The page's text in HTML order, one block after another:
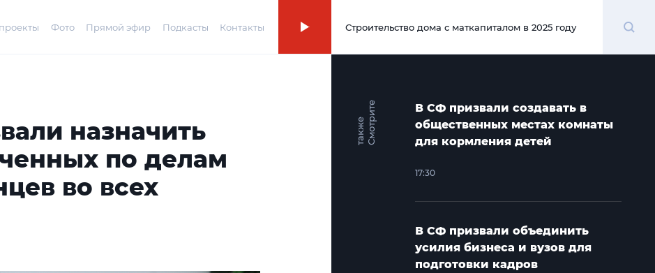
Фото Прямой эфир Подкасты Контакты 00:00
Строительство дома с маткапиталом в 2025 году
назначить
по делам
во всех
С
м
о
т
р и
т
е
т
а
к
ж
е
В СФ призвали создавать в
общественных местах комнаты
для кормления детей
17:30
В СФ призвали объединить
усилия бизнеса и вузов для
подготовки кадров